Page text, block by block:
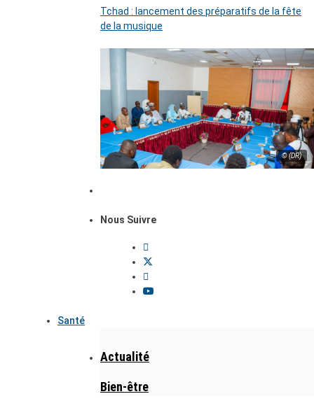
Tchad : lancement des préparatifs de la fête
de la musique
© (DR)
Nous Suivre
Santé
Actualité
Bien-être